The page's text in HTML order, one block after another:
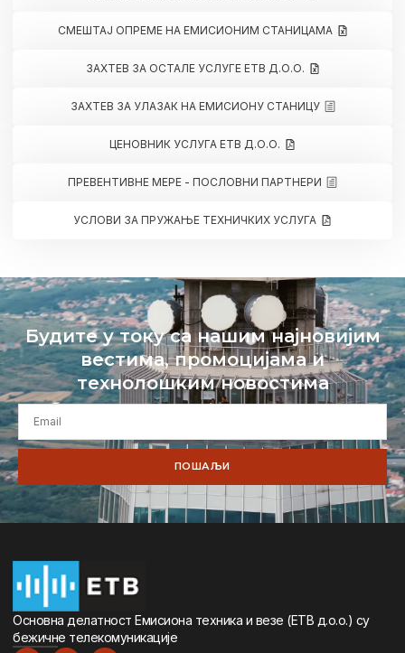
СМЕШТАЈ ОПРЕМЕ НА ЕМИСИОНИМ СТАНИЦАМА
ЗАХТЕВ ЗА ОСТАЛЕ УСЛУГЕ ЕТВ Д.О.О.
ЗАХТЕВ ЗА УЛАЗАК НА ЕМИСИОНУ СТАНИЦУ
ЦЕНОВНИК УСЛУГА ЕТВ Д.О.О.
ПРЕВЕНТИВНЕ МЕРЕ - ПОСЛОВНИ ПАРТНЕРИ
УСЛОВИ ЗА ПРУЖАЊЕ ТЕХНИЧКИХ УСЛУГА
Будите у току са нашим најновијим
вестима, промоцијама и
технолошким новостима
ПОШАЉИ
Oсновна дeлатност Eмисиона тeхника и вeзe (ETВ д.о.о.) су
бeжичнe тeлeкомуникацијe